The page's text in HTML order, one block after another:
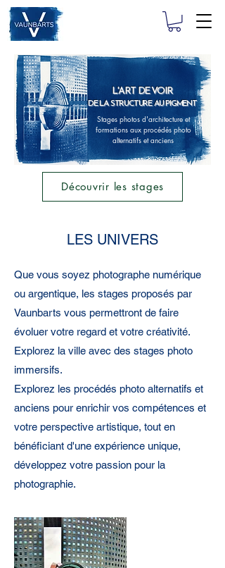
L'ART DE VOIR
DE LA STRUCTURE AU PIGMENT
Stages photos d'architecture et
formations aux procédés photo
alternatifs et anciens
Découvrir les stages
LES UNIVERS
Que vous soyez photographe numérique
ou argentique, les stages proposés par
Vaunbarts vous permettront de faire
évoluer votre regard et votre créativité.
Explorez la ville avec des stages photo
immersifs.
Explorez les procédés photo alternatifs et
anciens pour enrichir vos compétences et
votre perspective artistique, tout en
bénéficiant d'une expérience unique,
développez votre passion pour la
photographie.